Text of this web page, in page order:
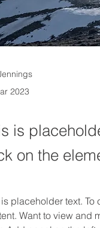
2023
is
on the
placeholder text.
Want to view and